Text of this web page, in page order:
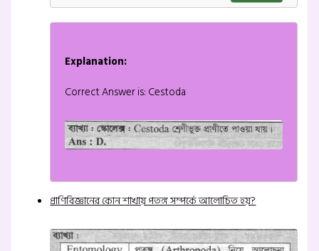
Explanation:
Correct Answer is: Cestoda
প্রাণিবিজ্ঞানের কোন শাখায় পতঙ্গ সম্পর্কে আলোচিত হয়?